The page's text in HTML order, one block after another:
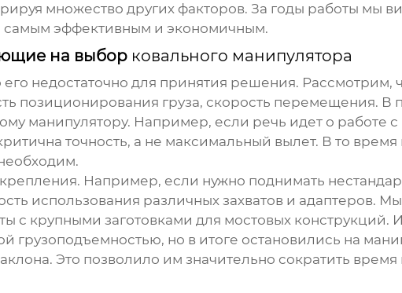
множество других факторов. За годы работы мы
самым эффективным и экономичным.
на выбор ковального манипулятора
его недостаточно для принятия решения.
позиционирования груза, скорость перемещения. В
манипулятору. Например, если речь идет о работе
точность, а не максимальный вылет. В то
Например, если нужно поднимать
использования различных захватов и адаптеров.
с крупными заготовками для мостовых конструкций.
грузоподъемностью, но в итоге остановились на
Это позволило им значительно сократить